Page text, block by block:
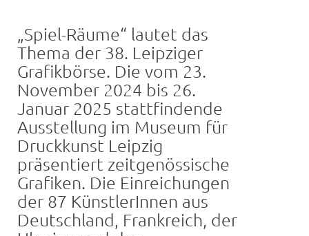
„Spiel-Räume“ lautet das
Thema der 38. Leipziger
Grafikbörse. Die vom 23.
November 2024 bis 26.
Januar 2025 stattfindende
Ausstellung im Museum für
Druckkunst Leipzig
präsentiert zeitgenössische
Grafiken. Die Einreichungen
der 87 KünstlerInnen aus
Deutschland, Frankreich, der